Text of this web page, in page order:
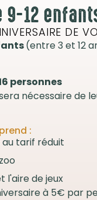
12
DE
(entre 3 et 12
personnes
sera nécessaire de
:
tarif réduit
l'aire de jeux
à 5€ par